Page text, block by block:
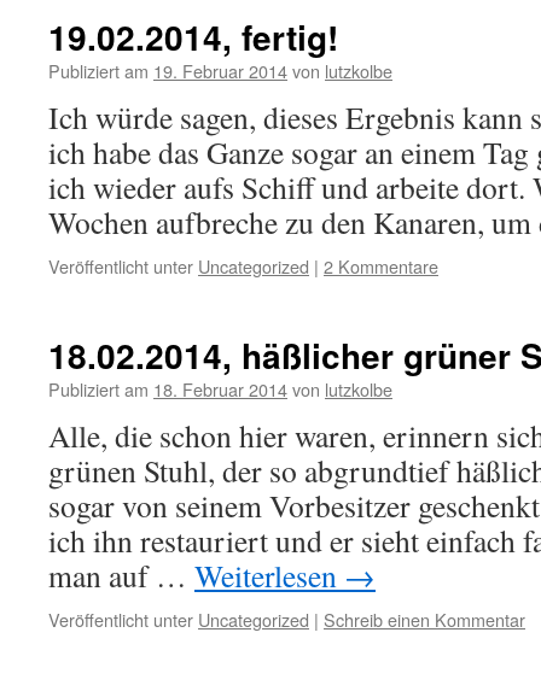
19.02.2014, fertig!
Publiziert am 19. Februar 2014von lutzkolbe
Ich würde sagen, dieses Ergebnis kann
ich habe das Ganze sogar an einem
ich wieder aufs Schiff und arbeite
Wochen aufbreche zu den Kanaren,
Veröffentlicht unter Uncategorized | 2 Kommentare
18.02.2014, häßlicher grüner
Publiziert am 18. Februar 2014von lutzkolbe
Alle, die schon hier waren, erinnern
grünen Stuhl, der so abgrundtief
sogar von seinem Vorbesitzer
ich ihn restauriert und er sieht einfach
man auf … Weiterlesen →
Veröffentlicht unter Uncategorized | Schreib einen Kommentar